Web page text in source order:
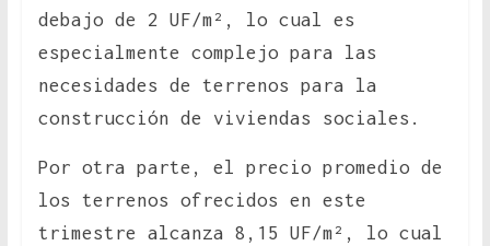
debajo de 2 UF/m², lo cual es
especialmente complejo para las
necesidades de terrenos para la
construcción de viviendas sociales.
Por otra parte, el precio promedio de
los terrenos ofrecidos en este
trimestre alcanza 8,15 UF/m², lo cual